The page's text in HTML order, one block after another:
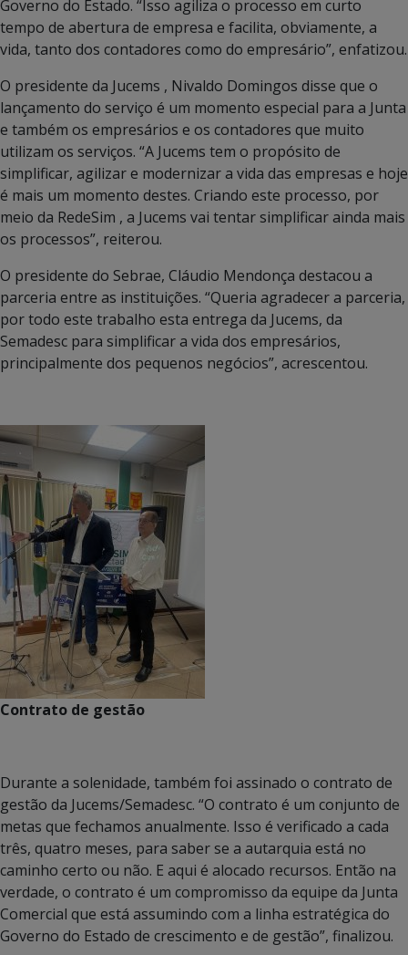
Governo do Estado. “Isso agiliza o processo em curto
tempo de abertura de empresa e facilita, obviamente, a
vida, tanto dos contadores como do empresário”, enfatizou.
O presidente da Jucems , Nivaldo Domingos disse que o
lançamento do serviço é um momento especial para a Junta
e também os empresários e os contadores que muito
utilizam os serviços. “A Jucems tem o propósito de
simplificar, agilizar e modernizar a vida das empresas e hoje
é mais um momento destes. Criando este processo, por
meio da RedeSim , a Jucems vai tentar simplificar ainda mais
os processos”, reiterou.
O presidente do Sebrae, Cláudio Mendonça destacou a
parceria entre as instituições. “Queria agradecer a parceria,
por todo este trabalho esta entrega da Jucems, da
Semadesc para simplificar a vida dos empresários,
principalmente dos pequenos negócios”, acrescentou.
Contrato de gestão
Durante a solenidade, também foi assinado o contrato de
gestão da Jucems/Semadesc. “O contrato é um conjunto de
metas que fechamos anualmente. Isso é verificado a cada
três, quatro meses, para saber se a autarquia está no
caminho certo ou não. E aqui é alocado recursos. Então na
verdade, o contrato é um compromisso da equipe da Junta
Comercial que está assumindo com a linha estratégica do
Governo do Estado de crescimento e de gestão”, finalizou.